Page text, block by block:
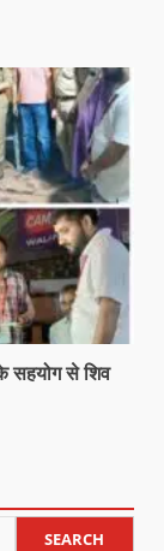
सहयोग से शिव
SEARCH